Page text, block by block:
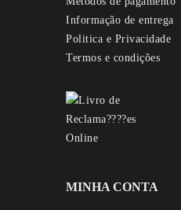
Informação de entrega
Politica e Privacidade
Termos e condições
MINHA CONTA